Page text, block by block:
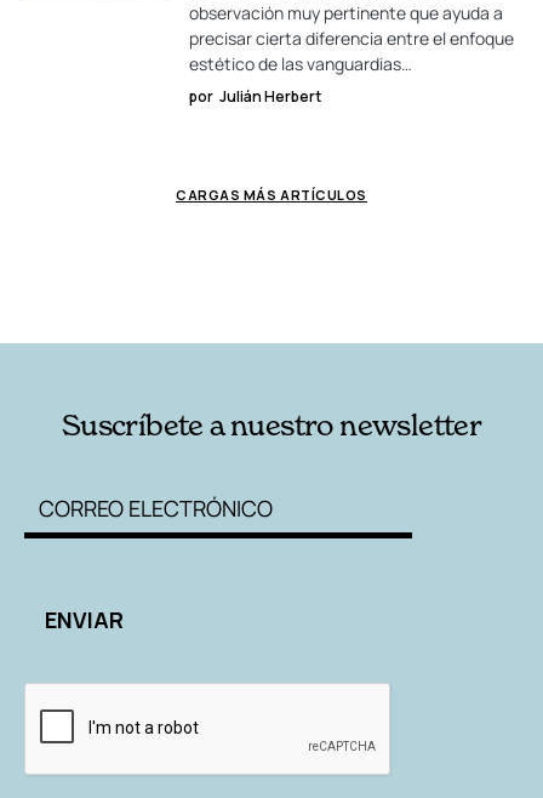
observación muy pertinente que ayuda a
precisar cierta diferencia entre el enfoque
estético de las vanguardias…
por Julián Herbert
CARGAS MÁS ARTÍCULOS
Suscríbete a nuestro newsletter